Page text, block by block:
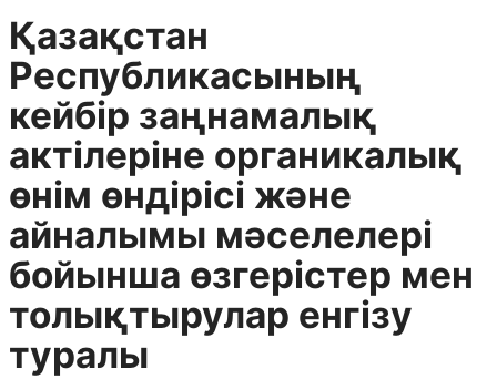
Қазақстан
Республикасының
кейбір заңнамалық
актілеріне органикалық
өнім өндірісі және
айналымы мәселелері
бойынша өзгерістер мен
толықтырулар енгізу
туралы